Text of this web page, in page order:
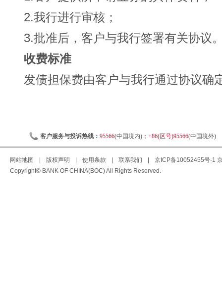
2.我行进行审核；
3.批准后，客户与我行签署有关协议
收费标准
发债担保费由客户与我行通过协议确
客户服务与投诉热线： 95566(中国境内)； +86(区号)95566(中国境外)
网站地图 版权声明 使用条款 联系我们 京ICP备10052455号-1
Copyright© BANK OF CHINA(BOC) All Rights Reserved.